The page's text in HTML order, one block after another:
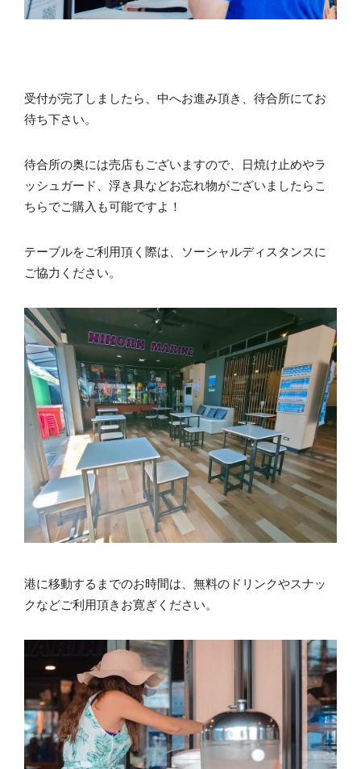
受付が完了しましたら、中へお進み頂き、待合所にてお
待ち下さい。
待合所の奥には売店もございますので、日焼け止めやラ
ッシュガード、浮き具などお忘れ物がございましたらこ
ちらでご購入も可能ですよ！
テーブルをご利用頂く際は、ソーシャルディスタンスに
ご協力ください。
港に移動するまでのお時間は、無料のドリンクやスナッ
クなどご利用頂きお寛ぎください。